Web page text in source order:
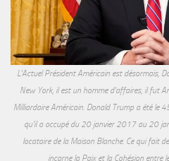
L'Actuel Président Américain est désormais,
New York, il est un homme d'affaires, il fut
Milliardaire Américain. Donald Trump a été le
qu'il a occupé du 20 janvier 2017 au 20
locataire de la Maison Blanche. Ce qui fait
incarne la Paix et la Cohésion entre